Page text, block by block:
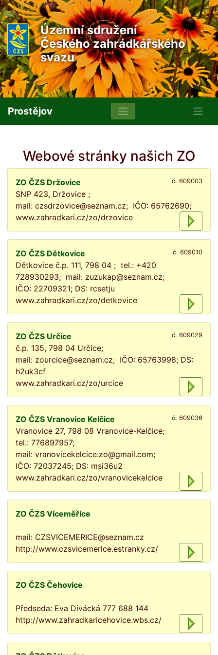
Územní sdružení
Českého zahrádkářského
svazu
Prostějov
Webové stránky našich ZO
ZO ČZS Držovice č. 609003
SNP 423, Držovice ;
mail: czsdrzovice@seznam.cz; IČO: 65762690;
www.zahradkari.cz/zo/drzovice
ZO ČZS Dětkovice č. 609010
Dětkovice č.p. 111, 798 04 ; tel.: +420
728930293; mail: zuzukap@seznam.cz;
IČO: 22709321; DS: rcsetju
www.zahradkari.cz/zo/detkovice
ZO ČZS Určice č. 609029
č.p. 135, 798 04 Určice;
mail: zourcice@seznam.cz; IČO: 65763998; DS:
h2uk3cf
www.zahradkari.cz/zo/urcice
ZO ČZS Vranovice Kelčice č. 609036
Vranovice 27, 798 08 Vranovice-Kelčice;
tel.: 776897957;
mail: vranovicekelcice.zo@gmail.com;
IČO: 72037245; DS: msi36u2
www.zahradkari.cz/zo/vranovicekelcice
ZO ČZS Víceměřice
mail: CZSVICEMERICE@seznam.cz
http://www.czsvicemerice.estranky.cz/
ZO ČZS Čehovice
Předseda: Eva Divácká 777 688 144
http://www.zahradkaricehovice.wbs.cz/